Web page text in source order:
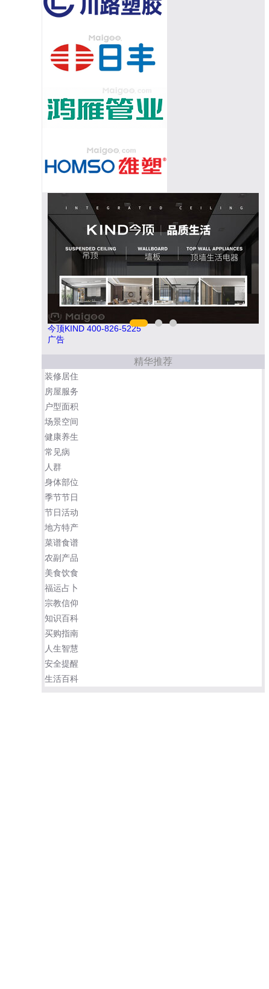
今顶KIND 400-826-5225
广告
精华推荐
装修居住
房屋服务
户型面积
场景空间
健康养生
常见病
人群
身体部位
季节节日
节日活动
地方特产
菜谱食谱
农副产品
美食饮食
福运占卜
宗教信仰
知识百科
买购指南
人生智慧
安全提醒
生活百科